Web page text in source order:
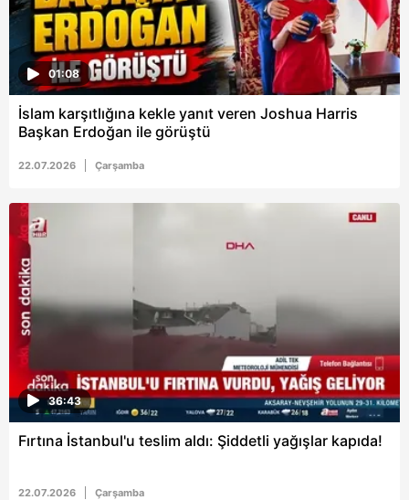
ilgili mevzuata uygun olarak kullanılan çerezlerle ilgili bilgi
almak için lütfentıklayınız.
01:08
İslam karşıtlığına kekle yanıt veren Joshua Harris
Başkan Erdoğan ile görüştü
22.07.2026 Çarşamba
36:43
Fırtına İstanbul'u teslim aldı: Şiddetli yağışlar kapıda!
22.07.2026 Çarşamba